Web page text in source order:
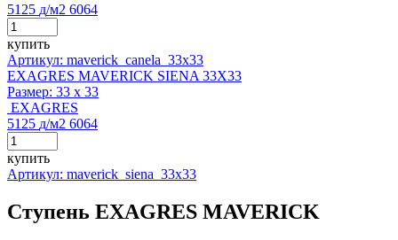
5125 д/м2 6064
купить
Артикул: maverick_canela_33x33
EXAGRES MAVERICK SIENA 33X33
Размер: 33 x 33
EXAGRES
5125 д/м2 6064
купить
Артикул: maverick_siena_33x33
Ступень EXAGRES MAVERICK